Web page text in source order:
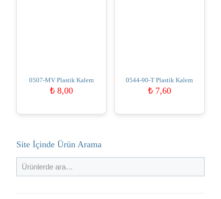
0507-MV Plastik Kalem
₺ 8,00
0544-90-T Plastik Kalem
₺7,60
Site İçinde Ürün Arama